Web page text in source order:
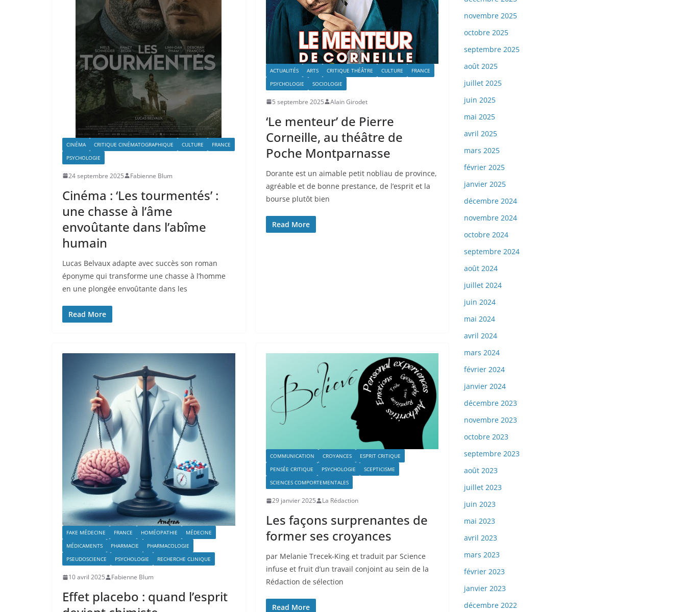
CINÉMA CRITIQUE CINÉMATOGRAPHIQUE CULTURE
FRANCE
PSYCHOLOGIE
24 septembre 2025 Fabienne Blum
Cinéma : ‘Les tourmentés’ :
une chasse à l’âme
envoûtante dans l’abîme
humain
Lucas Belvaux adapte avec succès son roman
éponyme qui transforme une chasse à l’homme
en une plongée envoûtante dans les
Read More
ACTUALITÉS ARTS CRITIQUE THÉÂTRE CULTURE
FRANCE
PSYCHOLOGIE
SOCIOLOGIE
5 septembre 2025 Alain Girodet
‘Le menteur’ de Pierre
Corneille, au théâtre de
Poche Montparnasse
Dorante est un aimable petit nobliau de province,
agréable et de bonne prestance, de l’esprit et la
bourse plutôt bien
Read More
FAKE MÉDECINE FRANCE HOMÉOPATHIE
MÉDECINE
MÉDICAMENTS
PHARMACIE
PHARMACOLOGIE
PSEUDOSCIENCE
PSYCHOLOGIE RECHERCHE CLINIQUE
10 avril 2025 Fabienne Blum
Effet placebo : quand l’esprit
COMMUNICATION CROYANCES
ESPRIT CRITIQUE
PENSÉE CRITIQUE
PSYCHOLOGIE
SCEPTICISME
SCIENCES COMPORTEMENTALES
29 janvier 2025 La Rédaction
Les façons surprenantes de
former ses croyances
par Melanie Trecek-King et traduit par Science
infuse et fruit d’un travail conjoint au sein de la
Rédaction de sélection
Read More
novembre 2025
octobre 2025
septembre 2025
août 2025
juillet 2025
juin 2025
mai 2025
avril 2025
mars 2025
février 2025
janvier 2025
décembre 2024
novembre 2024
octobre 2024
septembre 2024
août 2024
juillet 2024
juin 2024
mai 2024
avril 2024
mars 2024
février 2024
janvier 2024
décembre 2023
novembre 2023
octobre 2023
septembre 2023
août 2023
juillet 2023
juin 2023
mai 2023
avril 2023
mars 2023
février 2023
janvier 2023
décembre 2022